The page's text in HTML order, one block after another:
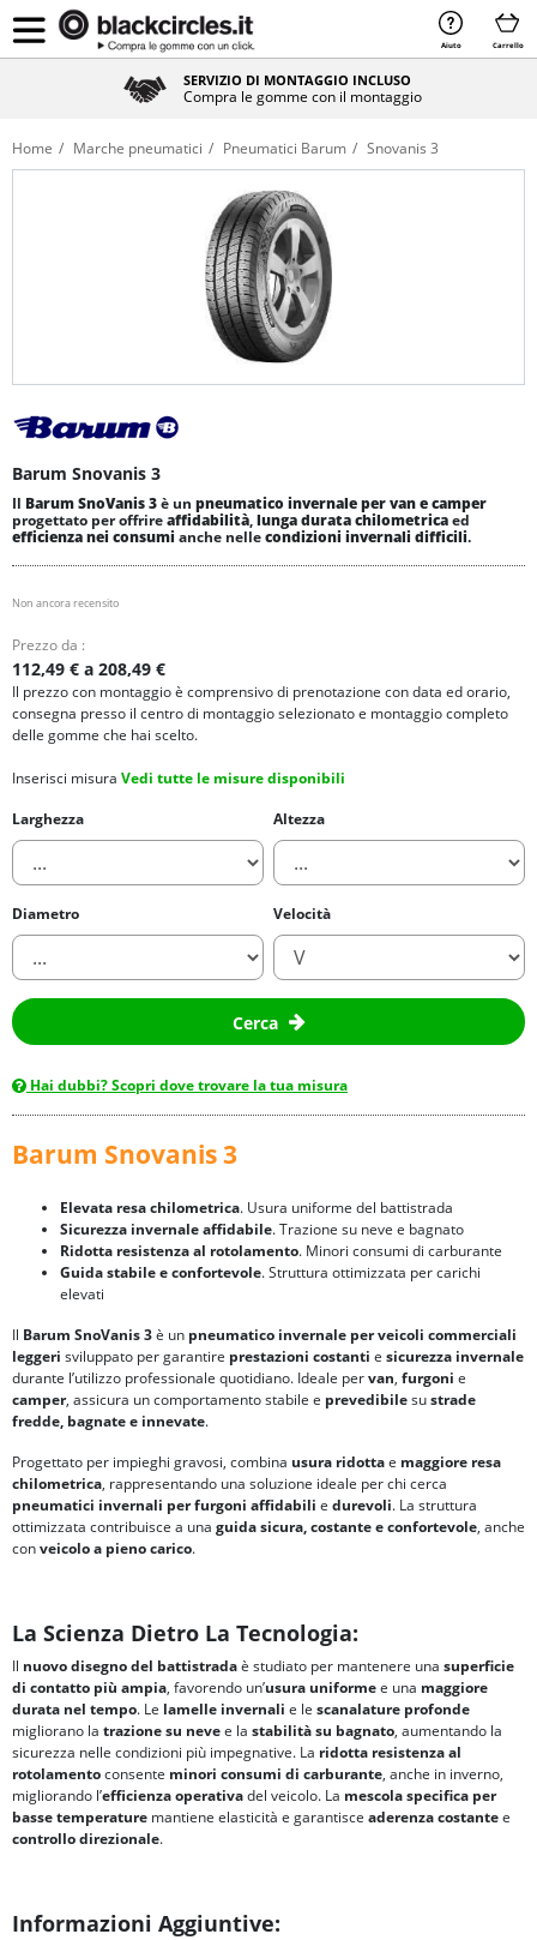
Aiuto Carrello
SERVIZIO DI MONTAGGIO INCLUSO
Compra le gomme con il montaggio
Home Marche pneumatici Pneumatici Barum Snovanis 3
Barum Snovanis 3
Il Barum SnoVanis 3è un pneumatico invernale per van e camper
progettato per offrireaffidabilità,lunga durata chilometricaed
efficienza nei consumi anche nellecondizioni invernali difficili.
Non ancora recensito
Prezzo da :
112,49 € a 208,49 €
Il prezzo con montaggio è comprensivo di prenotazione con data ed orario,
consegna presso il centro di montaggio selezionato e montaggio completo
delle gomme che hai scelto.
Inserisci misura Vedi tutte le misure disponibili
Larghezza
Altezza
Diametro Velocità
Cerca
Hai dubbi? Scopri dove trovare la tua misura
Barum Snovanis 3
Elevata resa chilometrica. Usura uniforme del battistrada
Sicurezza invernale affidabile. Trazione su neve e bagnato
Ridotta resistenza al rotolamento. Minori consumi di carburante
Guida stabile e confortevole. Struttura ottimizzata per carichi
elevati
Il Barum SnoVanis 3è un pneumatico invernale per veicoli commerciali
leggeri sviluppato per garantire prestazioni costanti e sicurezza invernale
durante l’utilizzo professionale quotidiano. Ideale pervan, furgoni e
camper, assicura un comportamento stabile e prevedibilesustrade
fredde, bagnate e innevate.
Progettato per impieghi gravosi, combina usura ridottae maggiore resa
chilometrica, rappresentando una soluzione ideale per chi cerca
pneumatici invernali per furgoni affidabili e durevoli. La struttura
ottimizzata contribuisce a una guida sicura, costante e confortevole, anche
conveicolo a pieno carico.
La Scienza Dietro La Tecnologia:
Il nuovo disegno del battistradaè studiato per mantenere una superficie
di contatto più ampia, favorendo un’usura uniformee una maggiore
durata nel tempo. Le lamelle invernali e le scanalature profonde
migliorano la trazione su nevee la stabilità su bagnato, aumentando la
sicurezza nelle condizioni più impegnative. La ridotta resistenza al
rotolamentoconsente minori consumi di carburante, anche in inverno,
migliorando l’efficienza operativadel veicolo. La mescola specifica per
basse temperature mantiene elasticità e garantisce aderenza costantee
controllo direzionale.
Informazioni Aggiuntive: